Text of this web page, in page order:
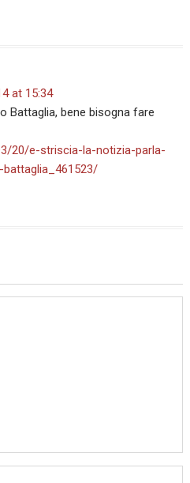
at 15:34
Battaglia, bene bisogna fare
20/e-striscia-la-notizia-parla-